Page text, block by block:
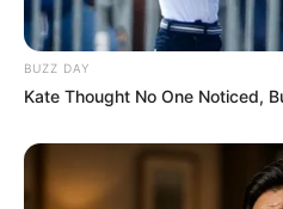
Mesa com resina
BUZZ DAY
Kate Thought No One Noticed,